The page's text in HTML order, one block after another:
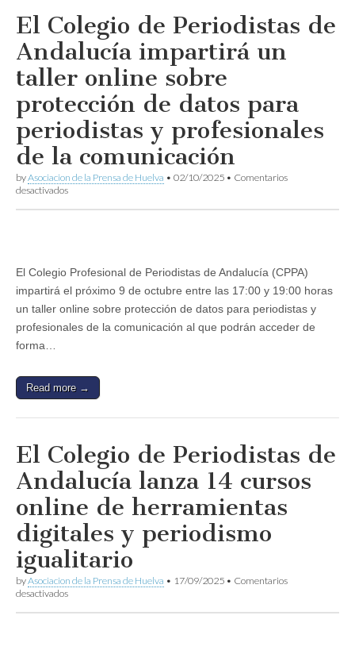
de
emergencias
situaciones
crisis
El Colegio de Periodistas de
Andalucía impartirá un
taller online sobre
protección de datos para
periodistas y profesionales
de la comunicación
byAsociacion de la Prensa de Huelva • 02/10/2025 • Comentarios
desactivadosen
Andalucía
impartirá
un
taller
online
sobre
para
periodistas
profesionales
comunicación
El Colegio Profesional de Periodistas de Andalucía (CPPA)
impartirá el próximo 9 de octubre entre las 17:00 y 19:00 horas
un taller online sobre protección de datos para periodistas y
profesionales de la comunicación al que podrán acceder de
forma…
Read more →
El Colegio de Periodistas de
Andalucía lanza 14 cursos
online de herramientas
digitales y periodismo
igualitario
byAsociacion de la Prensa de Huelva • 17/09/2025 • Comentarios
desactivadosen